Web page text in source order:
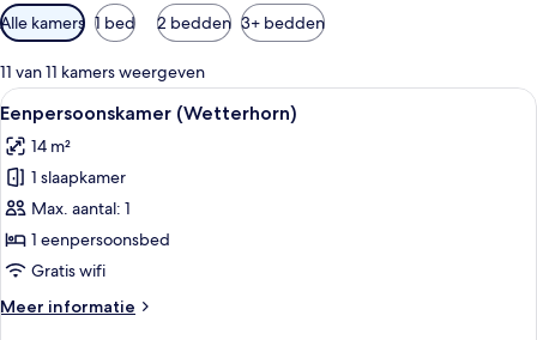
Beschikbare
filters
voor
kamers
Alle kamers 1 bed 2 bedden 3+ bedden
11 van 11 kamers weergeven
Alle
foto's
voor
Eenpersoonskamer
(Wetterhorn)
laden
Een hotelkamer met een bed, een
9
Eenpersoonskamer (Wetterhorn)
14 m²
1 slaapkamer
Max. aantal: 1
1 eenpersoonsbed
Gratis wifi
Meer informatie
Meer